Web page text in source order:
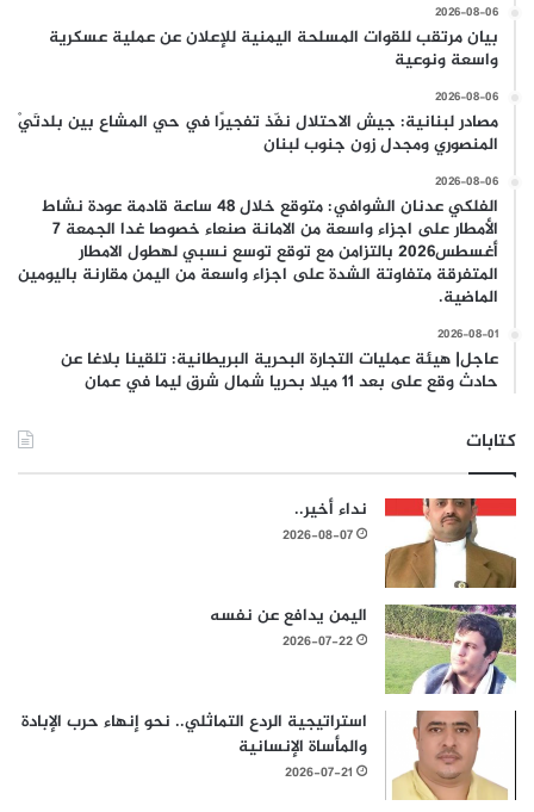
2026-08-06
بيان مرتقب للقوات المسلحة اليمنية للإعلان عن عملية عسكرية
واسعة ونوعية
2026-08-06
مصادر لبنانية: جيش الاحتلال نفّذ تفجيرًا في حي المشاع بين بلدتَيْ
المنصوري ومجدل زون جنوب لبنان
2026-08-06
الفلكي عدنان الشوافي: متوقع خلال 48 ساعة قادمة عودة نشاط
الأمطار على اجزاء واسعة من الامانة صنعاء خصوصا غدا الجمعة 7
أغسطس2026 بالتزامن مع توقع توسع نسبي لهطول الامطار
المتفرقة متفاوتة الشدة على اجزاء واسعة من اليمن مقارنة باليومين
الماضية.
2026-08-01
عاجل| هيئة عمليات التجارة البحرية البريطانية: تلقينا بلاغا عن
حادث وقع على بعد 11 ميلا بحريا شمال شرق ليما في عمان
كتابات
نداء أخير..
2026-08-07
اليمن يدافع عن نفسه
2026-07-22
استراتيجية الردع التماثلي.. نحو إنهاء حرب الإبادة
والمأساة الإنسانية
2026-07-21